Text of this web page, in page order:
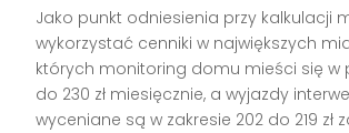
Jako punkt odniesienia przy kalkulacji
wykorzystać cenniki w największych
których monitoring domu mieści się w
do 230 zł miesięcznie, a wyjazdy
wyceniane są w zakresie 202 do 219 zł